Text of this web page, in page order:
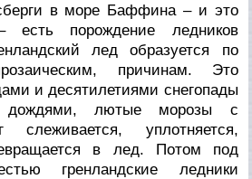
в море Баффина – и это
есть порождение ледников
лед образуется по
причинам. Это
и десятилетиями снегопады
дождями, лютые морозы с
слеживается, уплотняется,
в лед. Потом под
гренландские ледники